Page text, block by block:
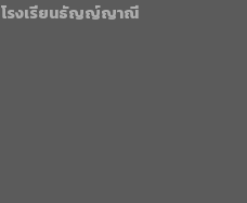
โรงเรียนธัญญ์ญาณี